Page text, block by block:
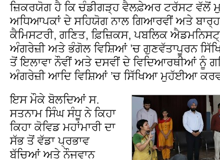
ਜ਼ਿਕਰਯੋਗ ਹੈ ਕਿ ਚੰਡੀਗੜ੍ਹ ਵੈਲਫ਼ੇਅਰ ਟਰੱਸਟ ਵੱਲੋਂ
ਅਧਿਆਪਕਾਂ ਦੇ ਸਹਿਯੋਗ ਨਾਲ ਗਿਆਰਵੀਂ ਅਤੇ
ਕੈਮਿਸਟਰੀ, ਗਣਿਤ, ਫ਼ਿਜ਼ਿਕਸ, ਪਬਲਿਕ
ਅੰਗਰੇਜ਼ੀ ਅਤੇ ਭੰਗੋਲ ਵਿਸ਼ਿਆਂ ’ਚ ਗੁਣਵੱਤਾਪੂਰਨ
ਤੋਂ ਇਲਾਵਾ ਨੌਵੀਂ ਅਤੇ ਦਸਵੀਂ ਦੇ ਵਿਦਿਆਰਥੀਆਂ ਨੂੰ
ਅੰਗਰੇਜ਼ੀ ਆਦਿ ਵਿਸ਼ਿਆਂ ’ਚ ਸਿੱਖਿਆ ਮੁਹੱਈਆ
ਇਸ ਮੌਕੇ ਬੋਲਦਿਆਂ ਸ.
ਸਤਨਾਮ ਸਿੰਘ ਸੰਧੂ ਨੇ ਕਿਹਾ
ਕਿਹਾ ਕੋਵਿਡ ਮਹਾਂਮਾਰੀ ਦਾ
ਸੱਭ ਤੋਂ ਵੱਡਾ ਪ੍ਰਭਾਵ
ਬੱਚਿਆਂ ਅਤੇ ਨੌਜਵਾਨ